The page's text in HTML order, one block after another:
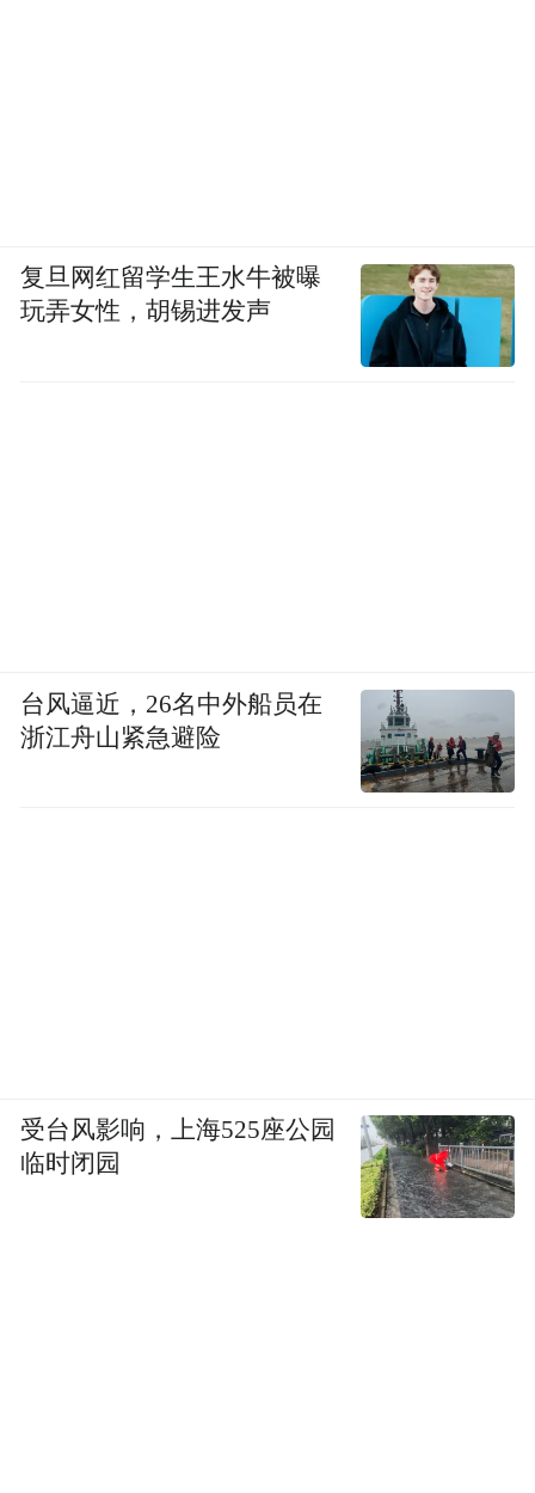
复旦网红留学生王水牛被曝
玩弄女性，胡锡进发声
台风逼近，26名中外船员在
浙江舟山紧急避险
受台风影响，上海525座公园
临时闭园